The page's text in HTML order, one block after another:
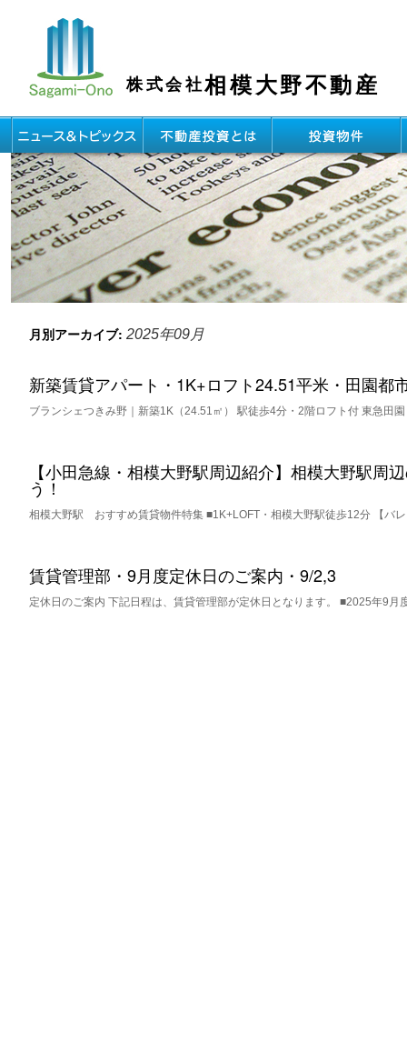
株式会社相模大野不動産
月別アーカイブ: 2025年09月
新築賃貸アパート・1K+ロフト24.51平米・田園都
ブランシェつきみ野｜新築1K（24.51㎡） 駅徒歩4分・2階ロフト付 東急田
【小田急線・相模大野駅周辺紹介】相模大野駅周
う！
相模大野駅 おすすめ賃貸物件特集 ■1K+LOFT・相模大野駅徒歩12分 【バ
賃貸管理部・9月度定休日のご案内・9/2,3
定休日のご案内 下記日程は、賃貸管理部が定休日となります。 ■2025年9